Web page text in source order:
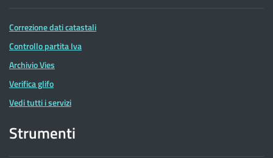
Correzione dati catastali
Controllo partita Iva
Archivio Vies
Verifica glifo
Vedi tutti i servizi
Strumenti